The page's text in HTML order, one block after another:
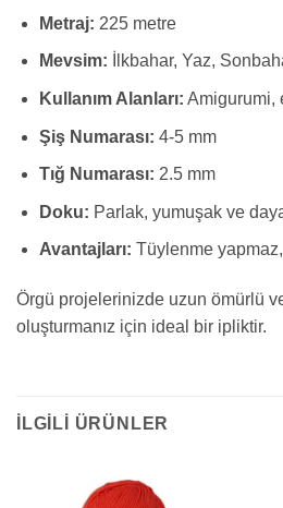
Metraj: 225 metre
Mevsim: İlkbahar, Yaz,
Kullanım Alanları: Amigurumi,
Şiş Numarası: 4-5 mm
Tığ Numarası: 2.5 mm
Doku: Parlak, yumuşak ve
Avantajları: Tüylenme
Örgü projelerinizde uzun ömürlü
oluşturmanız için ideal bir ipliktir.
İLGILI ÜRÜNLER